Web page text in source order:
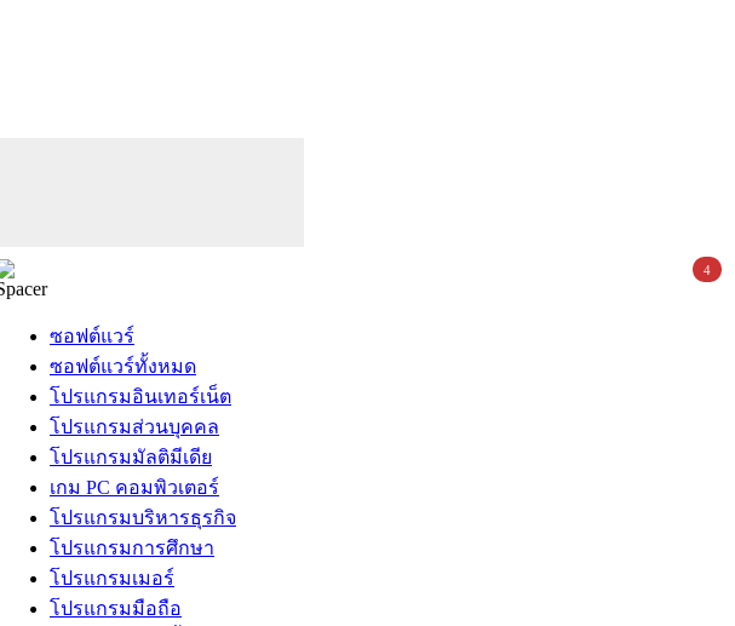
ซอฟต์แวร์
ซอฟต์แวร์ทั้งหมด
โปรแกรมอินเทอร์เน็ต
โปรแกรมส่วนบุคคล
โปรแกรมมัลติมีเดีย
เกม PC คอมพิวเตอร์
โปรแกรมบริหารธุรกิจ
โปรแกรมการศึกษา
โปรแกรมเมอร์
โปรแกรมมือถือ
4